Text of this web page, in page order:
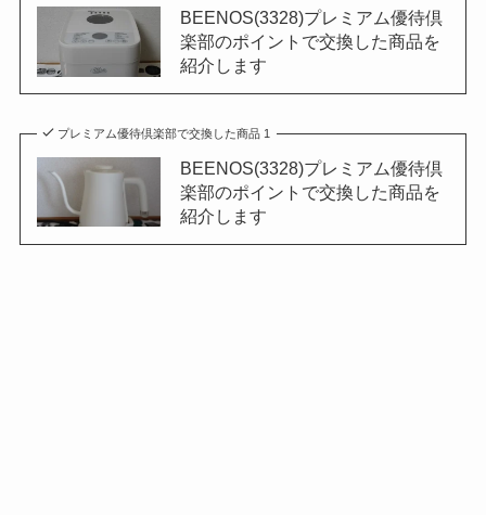
BEENOS(3328)プレミアム優待倶
楽部のポイントで交換した商品を
紹介します
プレミアム優待倶楽部で交換した商品 1
BEENOS(3328)プレミアム優待倶
楽部のポイントで交換した商品を
紹介します